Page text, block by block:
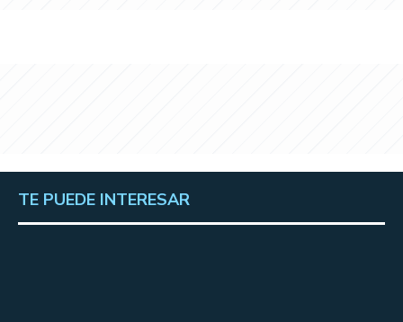
TE PUEDE INTERESAR